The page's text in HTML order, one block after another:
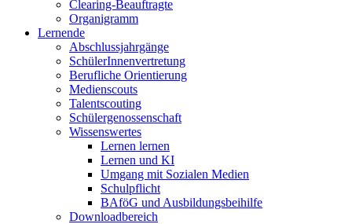
Clearing-Beauftragte
Organigramm
Lernende
Abschlussjahrgänge
SchülerInnenvertretung
Berufliche Orientierung
Medienscouts
Talentscouting
Schüler­genossen­schaft
Wissenswertes
Lernen lernen
Lernen und KI
Umgang mit Sozialen Medien
Schulpflicht
BAföG und Ausbildungsbeihilfe
Downloadbereich